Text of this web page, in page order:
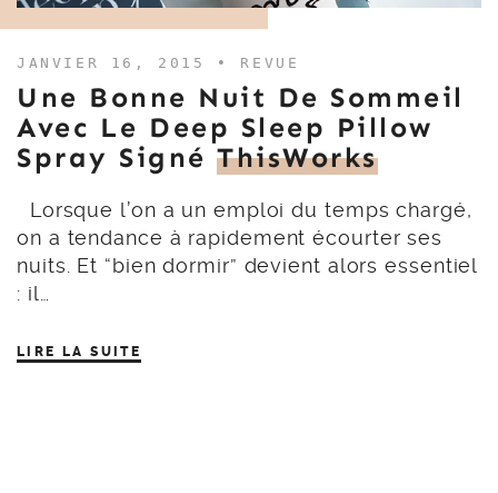
JANVIER 16, 2015 • REVUE
Une Bonne Nuit De Sommeil
Avec Le Deep Sleep Pillow
Spray Signé ThisWorks
Lorsque l’on a un emploi du temps chargé,
on a tendance à rapidement écourter ses
nuits. Et “bien dormir” devient alors essentiel
: il…
LIRE LA SUITE